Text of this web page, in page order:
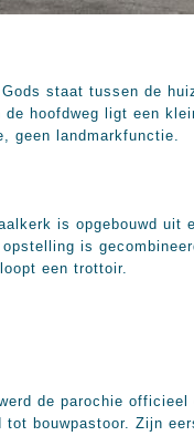
staat tussen de
hoofdweg ligt een
geen landmarkfunctie.
is opgebouwd uit
is
een trottoir.
de parochie
tot bouwpastoor. Zijn